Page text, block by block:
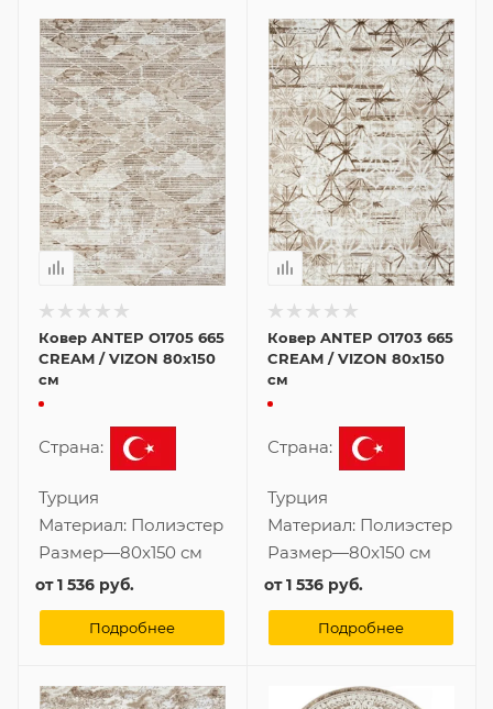
Ковер ANTEP O1705 665
CREAM / VIZON 80x150
см
Страна:
Турция
Материал: Полиэстер
Размер—80x150 см
от1 536 руб.
Подробнее
Ковер ANTEP O1703 665
CREAM / VIZON 80x150
см
Страна:
Турция
Материал: Полиэстер
Размер—80x150 см
от1 536 руб.
Подробнее